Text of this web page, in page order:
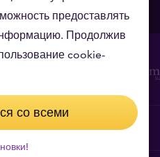
магазина
предоставлять
Продолжив
cookie-
со всеми